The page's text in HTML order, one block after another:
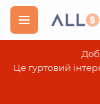
Це гуртовий